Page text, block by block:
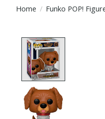
Home / Funko POP!